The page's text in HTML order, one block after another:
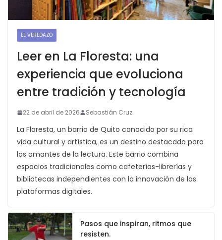
EL VEREDAZO
Leer en La Floresta: una
experiencia que evoluciona
entre tradición y tecnología
22 de abril de 2026 Sebastián Cruz
La Floresta, un barrio de Quito conocido por su rica
vida cultural y artística, es un destino destacado para
los amantes de la lectura. Este barrio combina
espacios tradicionales como cafeterías-librerías y
bibliotecas independientes con la innovación de las
plataformas digitales.
Pasos que inspiran, ritmos que
resisten.